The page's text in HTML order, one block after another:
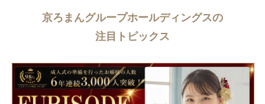
京ろまんグループホールディングスの
注目トピックス